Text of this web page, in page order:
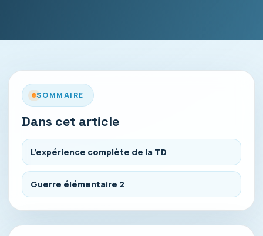
SOMMAIRE
Dans cet article
L’expérience complète de la TD
Guerre élémentaire 2